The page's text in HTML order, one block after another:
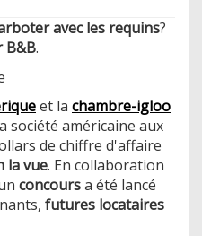
avec les requins?
B&B.
et la chambre-igloo
société américaine aux
de chiffre d'affaire
la vue. En collaboration
concoursa été lancé
futures locataires